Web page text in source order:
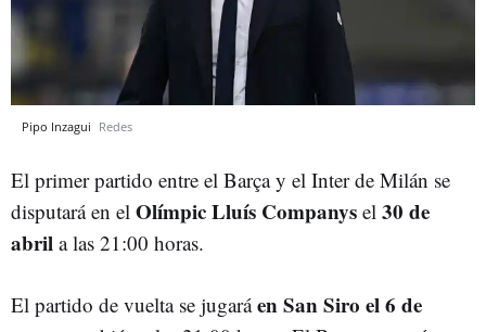
Pipo Inzagui Redes
El primer partido entre el Barça y el Inter de Milán se
disputará en el Olímpic Lluís Companys el 30 de
abril a las 21:00 horas.
El partido de vuelta se jugaráen San Siro el 6 de